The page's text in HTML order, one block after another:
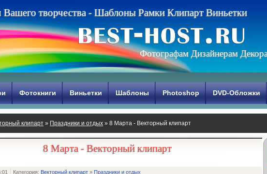
Вашего творчества - Шаблоны Рамки Клипарт Виньетки
Фотографам Дизайнерам
Фотокниги Виньетки Шаблоны Photoshop DVD-Обложки
клипарт » Праздники и отдых » 8 Марта - Векторный клипарт
8 Марта - Векторный клипарт
Категория: Векторный клипарт » Праздники и отдых